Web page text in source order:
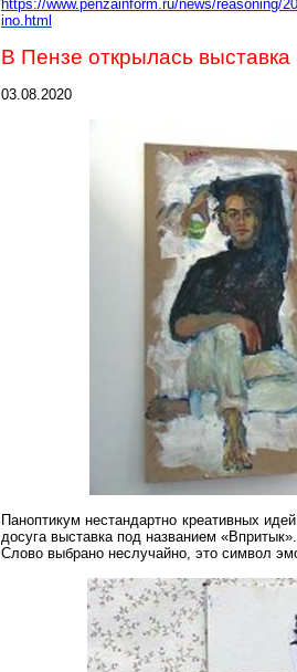
https://www.penzainform.ru/news/reasoning/
ino.html
В Пензе открылась
03.08.2020
Паноптикум нестандартно креативныхидей
досуга выставка под названием «Впритык».
Слово выбрано неслучайно, это символ